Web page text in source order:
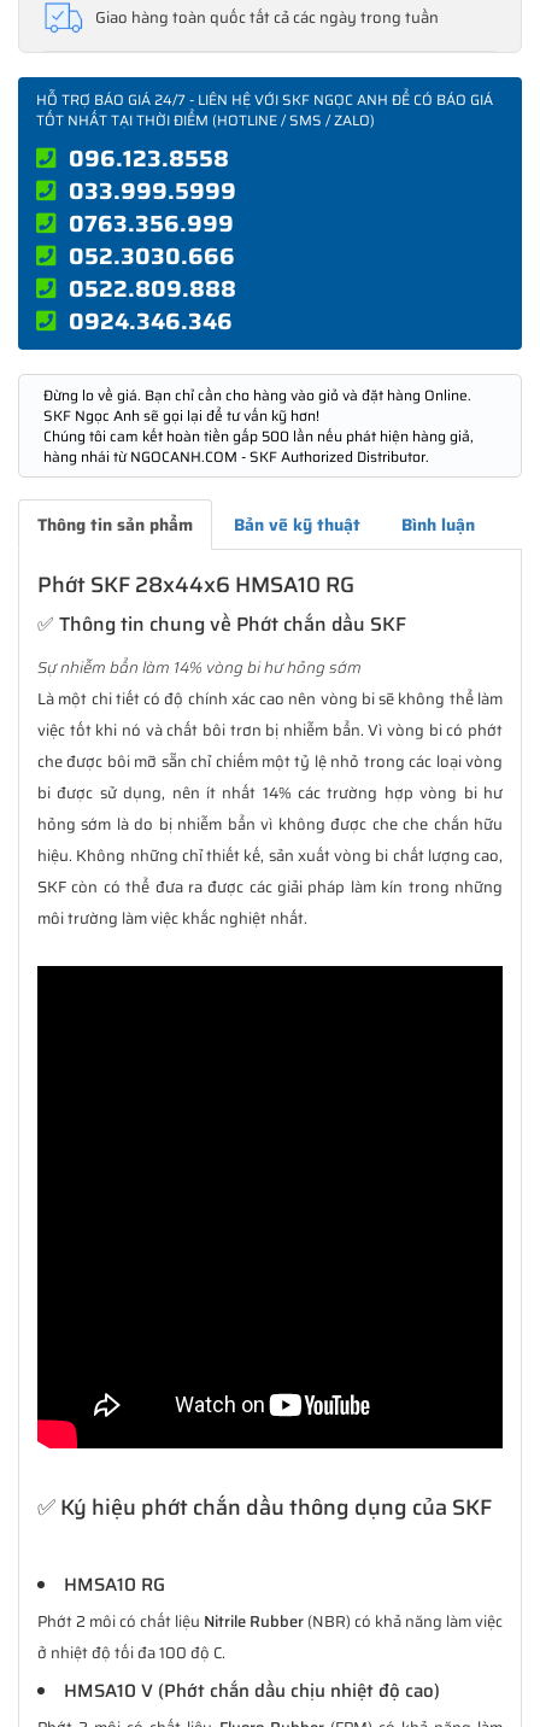
Giao hàng toàn quốc tất cả các ngày trong tuần
HỖ TRỢ BÁO GIÁ 24/7 - LIÊN HỆ VỚI SKF NGỌC ANH ĐỂ CÓ BÁO GIÁ
TỐT NHẤT TẠI THỜI ĐIỂM (HOTLINE / SMS / ZALO)
096.123.8558
033.999.5999
0763.356.999
052.3030.666
0522.809.888
0924.346.346
Đừng lo về giá. Bạn chỉ cần cho hàng vào giỏ và đặt hàng Online.
SKF Ngọc Anh sẽ gọi lại để tư vấn kỹ hơn!
Chúng tôi cam kết hoàn tiền gấp 500 lần nếu phát hiện hàng giả,
hàng nhái từ NGOCANH.COM - SKF Authorized Distributor.
Thông tin sản phẩm Bản vẽ kỹ thuật Bình luận
Phớt SKF 28x44x6 HMSA10 RG
✅ Thông tin chung về Phớt chắn dầu SKF
Sự nhiễm bẩn làm 14% vòng bi hư hỏng sớm
Là một chi tiết có độ chính xác cao nên vòng bi sẽ không thể làm
việc tốt khi nó và chất bôi trơn bị nhiễm bẩn. Vì vòng bi có phớt
che được bôi mỡ sẵn chỉ chiếm một tỷ lệ nhỏ trong các loại vòng
bi được sử dụng, nên ít nhất 14% các trường hợp vòng bi hư
hỏng sớm là do bị nhiễm bẩn vì không được che che chắn hữu
hiệu. Không những chỉ thiết kế, sản xuất vòng bi chất lượng cao,
SKF còn có thể đưa ra được các giải pháp làm kín trong những
môi trường làm việc khắc nghiệt nhất.
✅ Ký hiệu phớt chắn dầu thông dụng của SKF
HMSA10 RG
Phớt 2 môi có chất liệu Nitrile Rubber(NBR) có khả năng làm việc
ở nhiệt độ tối đa 100 độ C.
HMSA10 V (Phớt chắn dầu chịu nhiệt độ cao)